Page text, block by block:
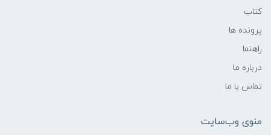
کتاب
پرونده ها
راهنما
درباره ما
تماس با ما
منوی وب‌سایت